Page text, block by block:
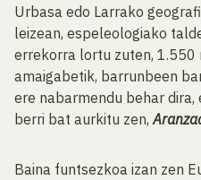
Urbasa edo Larrako
leizean, espeleologiako
errekorra lortu zuten, 1.550
amaigabetik, barrunbeen
ere nabarmendu behar
berri bat aurkitu zen,
Baina funtsezkoa izan zen